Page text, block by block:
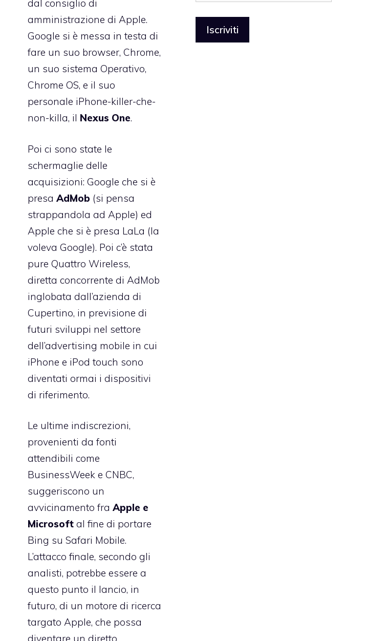
dal consiglio di
amministrazione di Apple.
Google si è messa in testa di
fare un suo browser, Chrome,
un suo sistema Operativo,
Chrome OS, e il suo
personale iPhone-killer-che-
non-killa, il Nexus One.
Poi ci sono state le
schermaglie delle
acquisizioni: Google che si è
presaAdMob (si pensa
strappandola ad Apple) ed
Apple che si è presa LaLa (la
voleva Google). Poi c’è stata
pure Quattro Wireless,
diretta concorrente di AdMob
inglobata dall’azienda di
Cupertino, in previsione di
futuri sviluppi nel settore
dell’advertising mobile in cui
iPhone e iPod touch sono
diventati ormai i dispositivi
di riferimento.
Le ultime indiscrezioni,
provenienti da fonti
attendibili come
BusinessWeek e CNBC,
suggeriscono un
avvicinamento fraApple e
Microsoft al fine di portare
Bing su Safari Mobile.
L’attacco finale, secondo gli
analisti, potrebbe essere a
questo punto il lancio, in
futuro, di un motore di ricerca
targato Apple, che possa
diventare un diretto